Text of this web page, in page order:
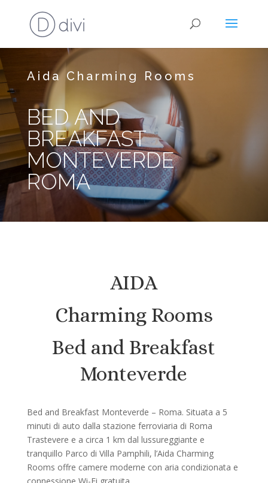
Aida Charming Rooms
BED AND
BREAKFAST
MONTEVERDE
ROMA
AIDA
Charming Rooms
Bed and Breakfast
Monteverde
Bed and Breakfast Monteverde – Roma. Situata a 5
minuti di auto dalla stazione ferroviaria di Roma
Trastevere e a circa 1 km dal lussureggiante e
tranquillo Parco di Villa Pamphili, l’Aida Charming
Rooms offre camere moderne con aria condizionata e